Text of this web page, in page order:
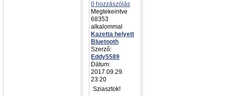
0 hozzászólás
Megtekeintve
68353
alkalommal
Kazetta helyett
Bluetooth
Szerző:
Eddy5589
Dátum:
2017.09.29.
23:20
Sziasztok!